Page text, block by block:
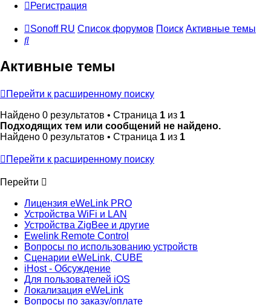
Регистрация
Sonoff RU Список форумов Поиск Активные темы
Поиск
Активные темы
Перейти к расширенному поиску
Найдено 0 результатов • Страница 1 из 1
Подходящих тем или сообщений не найдено.
Найдено 0 результатов • Страница 1 из 1
Перейти к расширенному поиску
Перейти
Лицензия eWeLink PRO
Устройства WiFi и LAN
Устройства ZigBee и другие
Ewelink Remote Control
Вопросы по использованию устройств
Сценарии eWeLink, CUBE
iHost - Обсуждение
Для пользователей iOS
Локализация eWeLink
Вопросы по заказу/оплате